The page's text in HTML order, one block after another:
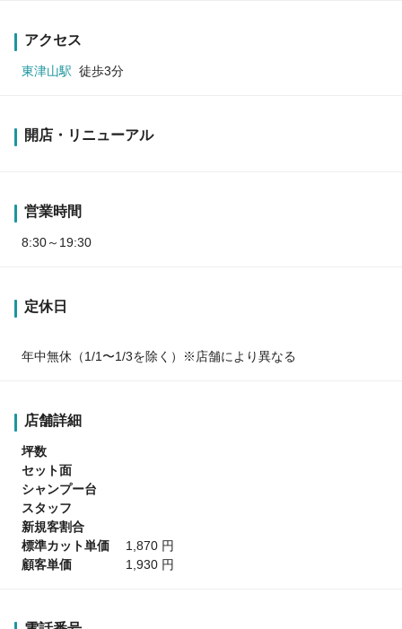
アクセス
東津山駅 徒歩3分
開店・リニューアル
営業時間
8:30～19:30
定休日
年中無休（1/1〜1/3を除く）※店舗により異なる
店舗詳細
坪数
セット面
シャンプー台
スタッフ
新規客割合
標準カット単価
1,870 円
顧客単価
1,930 円